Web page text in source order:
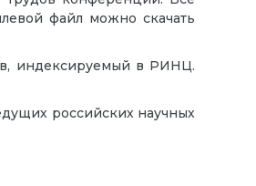
файл можно скачать
индексируемый в РИНЦ.
российских научных